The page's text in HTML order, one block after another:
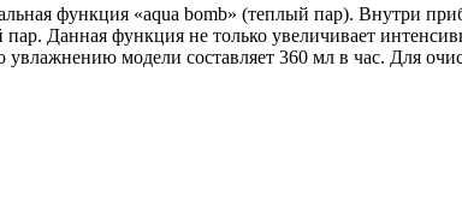
функция «aqua bomb» (теплый пар). Внутри
Данная функция не только увеличивает
модели составляет 360 мл в час. Для